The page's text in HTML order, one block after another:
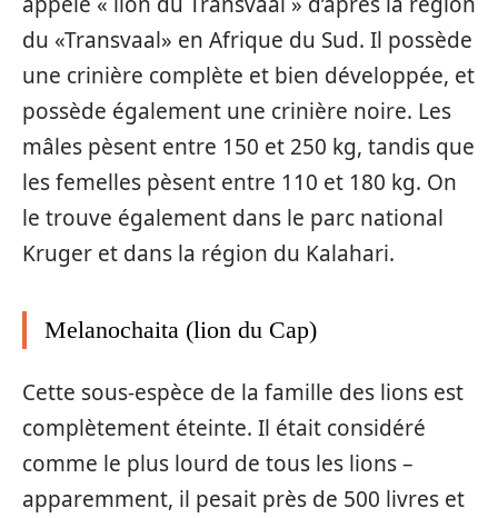
du «Transvaal» en Afrique du Sud. Il possède
une crinière complète et bien développée, et
possède également une crinière noire. Les
mâles pèsent entre 150 et 250 kg, tandis que
les femelles pèsent entre 110 et 180 kg. On
le trouve également dans le parc national
Kruger et dans la région du Kalahari.
Melanochaita (lion du Cap)
Cette sous-espèce de la famille des lions est
complètement éteinte. Il était considéré
comme le plus lourd de tous les lions –
apparemment, il pesait près de 500 livres et